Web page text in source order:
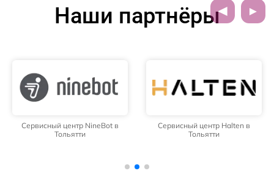
Наши партнёры
Сервисный центр NineBot в
Тольятти
Сервисный центр Halten в
Тольятти